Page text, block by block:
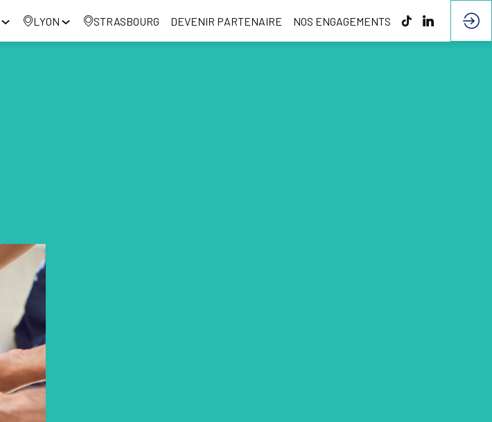
LYON STRASBOURG DEVENIR PARTENAIRE NOS ENGAGEMENTS